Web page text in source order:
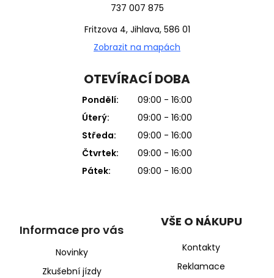
737 007 875
Fritzova 4, Jihlava, 586 01
Zobrazit na mapách
OTEVÍRACÍ DOBA
Pondělí:
09:00 - 16:00
Úterý:
09:00 - 16:00
Středa:
09:00 - 16:00
Čtvrtek:
09:00 - 16:00
Pátek:
09:00 - 16:00
Informace pro vás
Novinky
Zkušební jízdy
VŠE O NÁKUPU
Kontakty
Reklamace